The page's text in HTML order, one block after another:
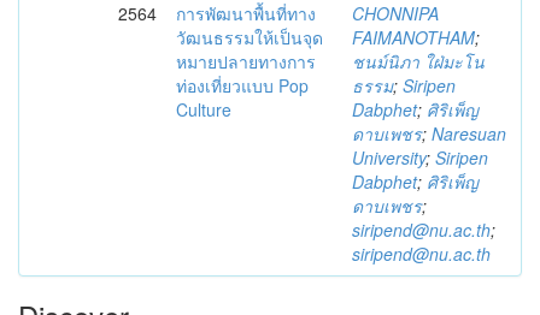
2564
การพัฒนาพื้นที่ทาง
วัฒนธรรมให้เป็นจุด
หมายปลายทางการ
ท่องเที่ยวแบบ Pop
Culture
CHONNIPA
FAIMANOTHAM;
ชนม์นิภา ใฝ่มะโน
ธรรม; Siripen
Dabphet; ศิริเพ็ญ
ดาบเพชร; Naresuan
University; Siripen
Dabphet; ศิริเพ็ญ
ดาบเพชร;
siripend@nu.ac.th;
siripend@nu.ac.th